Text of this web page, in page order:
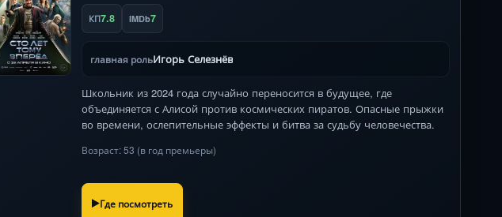
КП7.8 IMDb7
главная рольИгорь Селезнёв
Школьник из 2024 года случайно переносится в будущее, где
объединяется с Алисой против космических пиратов. Опасные прыжки
во времени, ослепительные эффекты и битва за судьбу человечества.
Возраст: 53 (в год премьеры)
Где посмотреть